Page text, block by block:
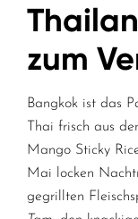
zum
Bangkok ist das
Thai frisch aus
Mango Sticky
Mai locken
gegrillten